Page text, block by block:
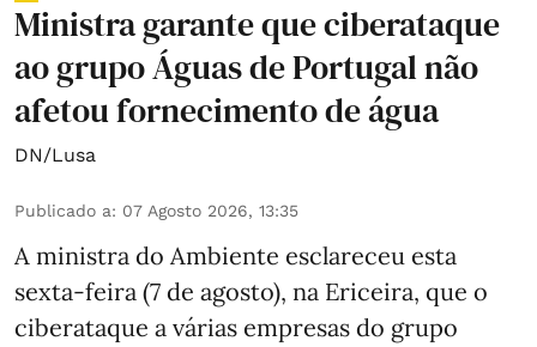
Ministra garante que ciberataque
ao grupo Águas de Portugal não
afetou fornecimento de água
DN/Lusa
Publicado a: 07 Agosto 2026, 13:35
A ministra do Ambiente esclareceu esta
sexta-feira (7 de agosto), na Ericeira, que o
ciberataque a várias empresas do grupo